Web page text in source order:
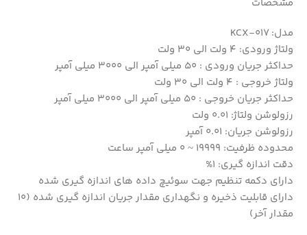
مدل: KCX-017
ولتاژ ورودی: 4 ولت الی 30 ولت
حداکثر جریان ورودی : 50 میلی آمپر الی 3000 میلی آمپر
ولتاژ خروجی : 4 ولت الی 30 ولت
حداکثر جریان خروجی : 50 میلی آمپر الی 3000 میلی آمپر
رزولوشن ولتاژ: 0.01 ولت
رزولوشن جریان: 0.01 آمپر
محدوده ظرفیت: 19999 ~ 0 میلی آمپر ساعت
دقت اندازه گیری: 1%
دارای دکمه تنظیم جهت سوئیچ داده های اندازه گیری شده
دارای قابلیت ذخیره و نگهداری مقدار جریان اندازه گیری شده (10
مقدار آخر)